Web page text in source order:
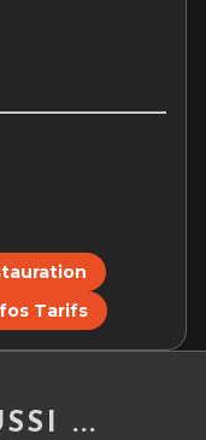
Tarifs
...